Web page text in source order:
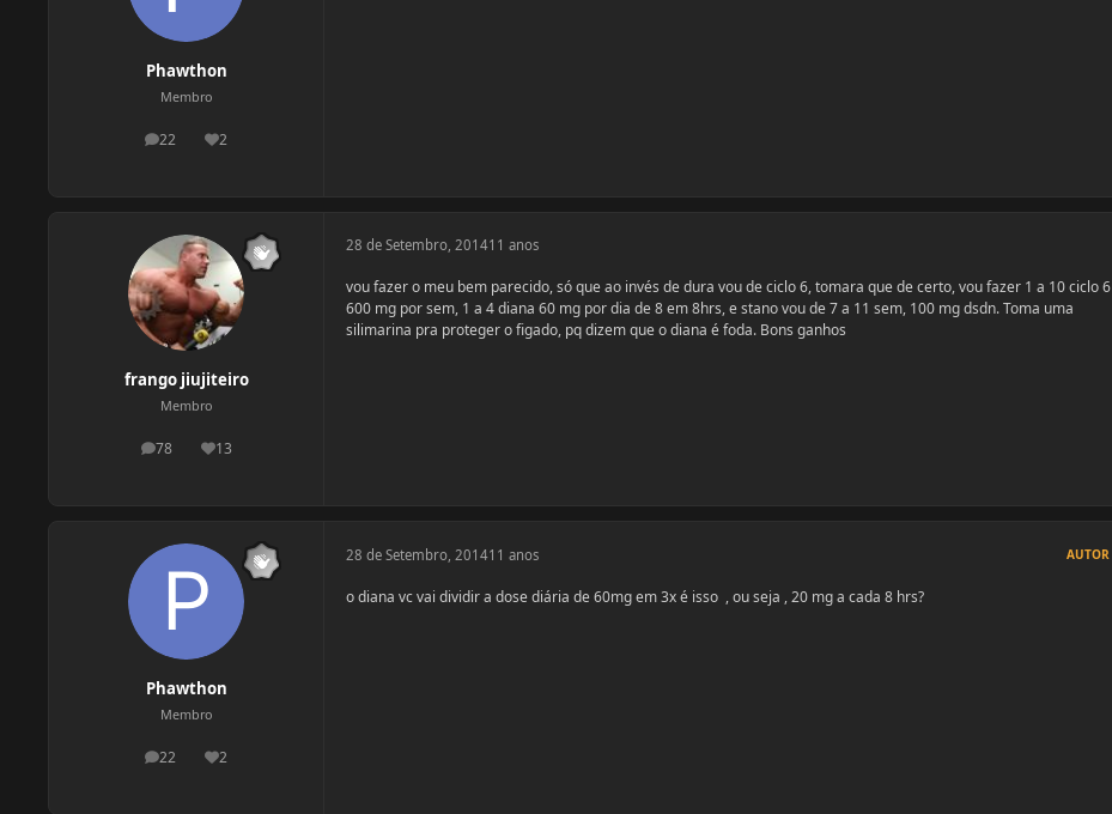
Phawthon
Membro
22
postagens
2
Reputação
frango jiujiteiro
Membro
78
postagens13
Reputação
28 de Setembro, 201411 anos
vou fazer o meu bem parecido, só que ao invés de dura vou de ciclo 6, tomara que de certo, vou fazer 1 a 10 ciclo 6
600 mg por sem, 1 a 4 diana 60 mg por dia de 8 em 8hrs, e stano vou de 7 a 11 sem, 100 mg dsdn. Toma uma
silimarina pra proteger o figado, pq dizem que o diana é foda. Bons ganhos
Phawthon
Membro
22
postagens
2
Reputação
28 de Setembro, 201411 anos AUTOR
o diana vc vai dividir a dose diária de 60mg em 3x é isso , ou seja , 20 mg a cada 8 hrs?